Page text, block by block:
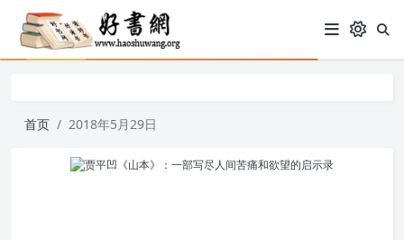
首页 2018年5月29日